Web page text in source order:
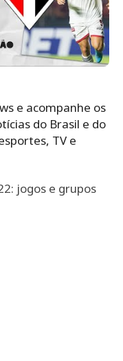
e acompanhe os
do Brasil e do
TV e
jogos e grupos